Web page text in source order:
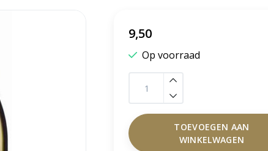
9,50
Op voorraad
TOEVOEGEN AAN
WINKELWAGEN